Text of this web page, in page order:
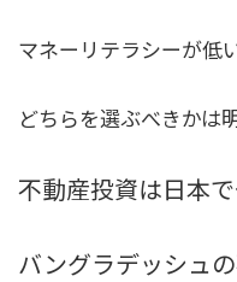
マネーリテラシーが低
どちらを選ぶべきかは
不動産投資は日本
バングラデッシュ